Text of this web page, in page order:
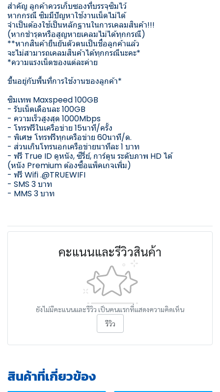
สำคัญ ลูกค้าควรเก็บซองที่บรรจุซิมไว้
หากกรณี ซิมมีปัญหาใช้งานเน็ตไม่ได้
จำเป็นต้องใช้เป็นหลักฐานในการเคลมสินค้า!!!
(หากชำรุดหรือสูญหายเคลมไม่ได้ทุกกรณี)
**หากสินค้ายืนยันตัวตนเป็นชื่อลูกค้าแล้ว
จะไม่สามารถเคลมสินค้าได้ทุกกรณีนะคะ*
*ความแรงเน็ตของแต่ละค่าย
ขึ้นอยู่กับพื้นที่การใช้งานของลูกค้า*
ซิมเทพ Maxspeed 100GB
- รับเน็ตเดือนละ 100GB
- ความเร็วสูงสุด 1000Mbps
- โทรฟรีในเครือข่าย 15นาที/ครั้ง
- พิเศษ โทรฟรีทุกเครือข่าย 60นาที/ด.
- ส่วนเกินโทรนอกเครือข่ายนาทีละ 1 บาท
- ฟรี True ID ดูหนัง, ซีรี่ย์, การ์ตูน ระดับภาพ HD ได้
(หนัง Premium ต้องซื้อแพ็คเกจเพิ่ม)
- ฟรี Wifi .@TRUEWIFI
- SMS 3 บาท
- MMS 3 บาท
คะแนนและรีวิวสินค้า
ยังไม่มีคะแนนและรีวิว เป็นคนแรกที่แสดงความคิดเห็น
รีวิว
สินค้าที่เกี่ยวข้อง